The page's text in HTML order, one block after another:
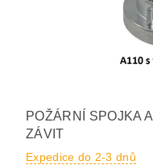
POŽÁRNÍ SPOJKA
ZÁVIT
Expedice do 2-3 dnů